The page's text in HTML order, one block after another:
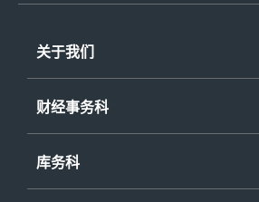
关于我们
财经事务科
库务科